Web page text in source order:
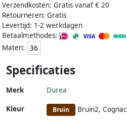
Verzendkosten: Gratis vanaf € 20
Retourneren: Gratis
Levertijd: 1-2 werkdagen
Betaalmethodes:
Maten:
36
Specificaties
Merk Durea
Kleur Bruin Bruin2, Cognac